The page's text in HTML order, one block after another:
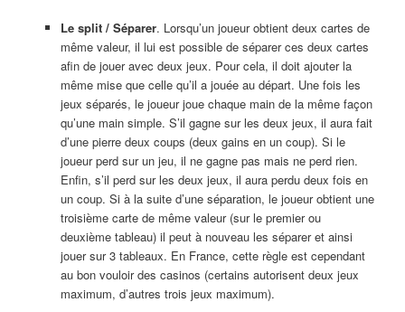
Le split / Séparer. Lorsqu’un joueur obtient deux cartes de
même valeur, il lui est possible de séparer ces deux cartes
afin de jouer avec deux jeux. Pour cela, il doit ajouter la
même mise que celle qu’il a jouée au départ. Une fois les
jeux séparés, le joueur joue chaque main de la même façon
qu’une main simple. S’il gagne sur les deux jeux, il aura fait
d’une pierre deux coups (deux gains en un coup). Si le
joueur perd sur un jeu, il ne gagne pas mais ne perd rien.
Enfin, s’il perd sur les deux jeux, il aura perdu deux fois en
un coup. Si à la suite d’une séparation, le joueur obtient une
troisième carte de même valeur (sur le premier ou
deuxième tableau) il peut à nouveau les séparer et ainsi
jouer sur 3 tableaux. En France, cette règle est cependant
au bon vouloir des casinos (certains autorisent deux jeux
maximum, d’autres trois jeux maximum).